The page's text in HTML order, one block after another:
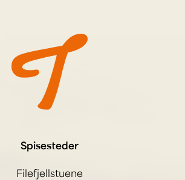
Spisesteder
Filefjellstuene